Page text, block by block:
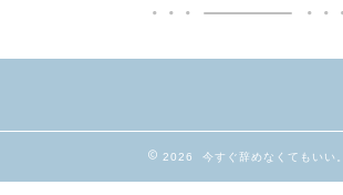
2026 今すぐ辞めなくてもいい。